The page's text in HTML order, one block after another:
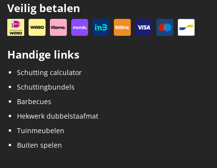
Veilig betalen
Handige links
Schutting calculator
Schuttingbundels
Barbecues
Hekwerk dubbelstaafmat
Tuinmeubelen
Buiten spelen